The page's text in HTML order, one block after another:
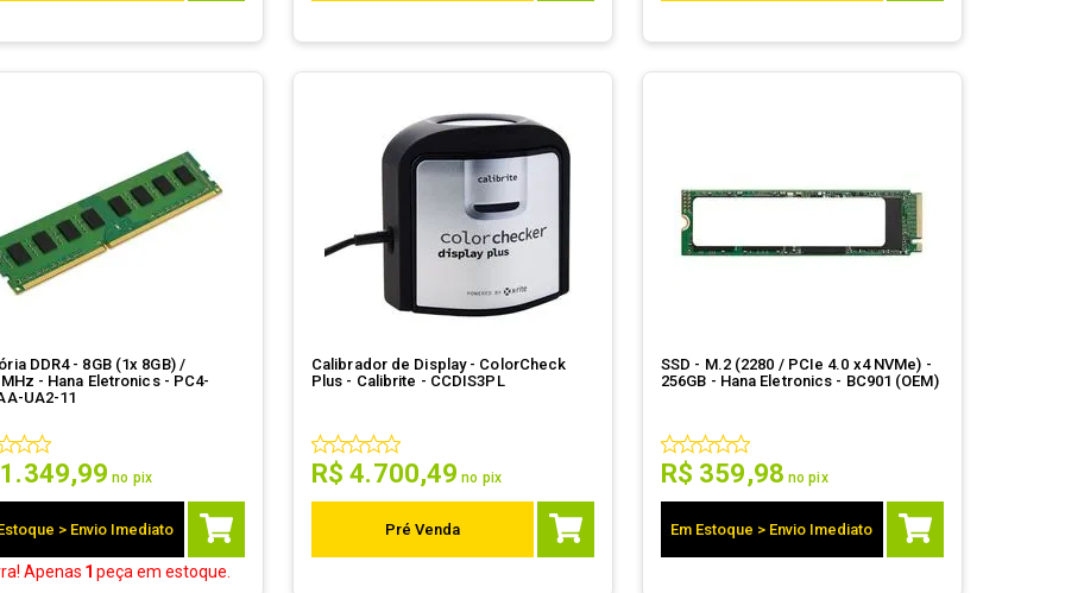
DDR4 - 8GB (1x 8GB) /
- Hana Eletronics - PC4-
UA2-11
1 .349,99 no pix
> Envio Imediato
Apenas 1 peça em estoque.
Calibrador de Display - ColorCheck
Plus - Calibrite - CCDIS3PL
R$ 4.700,49 no pix
Pré Venda
SSD - M.2 (2280 / PCIe 4.0 x4 NVMe) -
256GB - Hana Eletronics - BC901 (OEM)
R$ 359,98 no pix
Em Estoque > Envio Imediato